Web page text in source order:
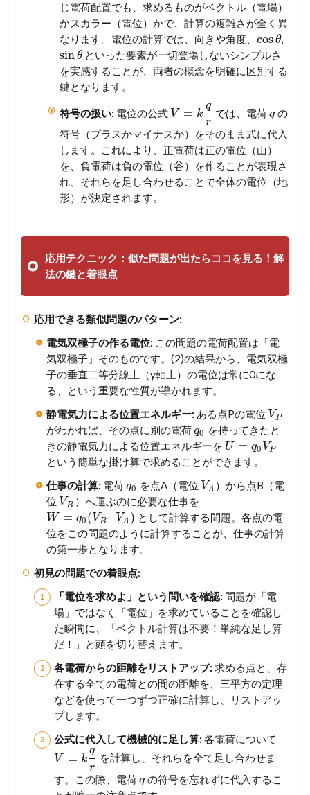
じ電荷配置でも、求めるものがベクトル（電場）
かスカラー（電位）かで、計算の複雑さが全く異
なります。電位の計算では、向きや角度、cosθ,
sinθといった要素が一切登場しないシンプルさ
を実感することが、両者の概念を明確に区別する
鍵となります。
符号の扱い: 電位の公式 V = k
q
r
では、電荷q の
符号（プラスかマイナスか）をそのまま式に代入
します。これにより、正電荷は正の電位（山）
を、負電荷は負の電位（谷）を作ることが表現さ
れ、それらを足し合わせることで全体の電位（地
形）が決定されます。
応用テクニック：似た問題が出たらココを見る！解
法の鍵と着眼点
応用できる類似問題のパターン:
電気双極子の作る電位: この問題の電荷配置は「電
気双極子」そのものです。(2)の結果から、電気双極
子の垂直二等分線上（y軸上）の電位は常に0にな
る、という重要な性質が導かれます。
静電気力による位置エネルギー: ある点Pの電位 VP
がわかれば、その点に別の電荷q0 を持ってきたと
きの静電気力による位置エネルギーを U = q0 VP
という簡単な掛け算で求めることができます。
仕事の計算: 電荷q0 を点A（電位 VA ）から点B（電
位 VB ）へ運ぶのに必要な仕事を
W = q0 (VB– VA ) として計算する問題。各点の電
位をこの問題のように計算することが、仕事の計算
の第一歩となります。
初見の問題での着眼点:
「電位を求めよ」という問いを確認: 問題が「電
場」ではなく「電位」を求めていることを確認し
た瞬間に、「ベクトル計算は不要！単純な足し算
だ！」と頭を切り替えます。
各電荷からの距離をリストアップ: 求める点と、存
在する全ての電荷との間の距離を、三平方の定理
などを使って一つずつ正確に計算し、リストアッ
プします。
公式に代入して機械的に足し算: 各電荷について
V = k
q
r
を計算し、それらを全て足し合わせま
す。この際、電荷qの符号を忘れずに代入するこ